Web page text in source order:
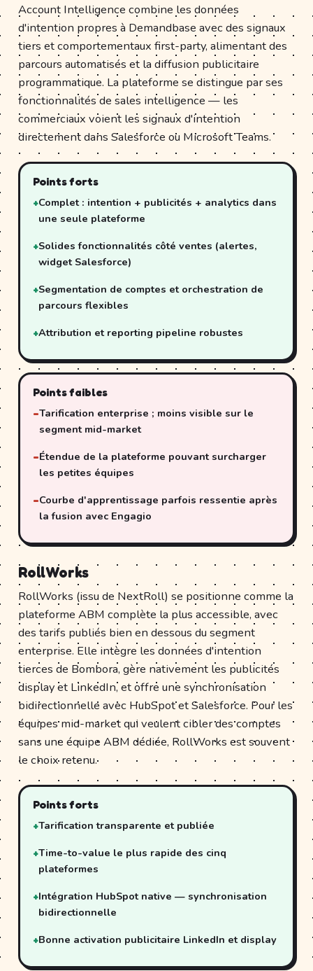
Account Intelligence combine les données
d'intention propres à Demandbase avec des signaux
tiers et comportementaux first-party, alimentant des
parcours automatisés et la diffusion publicitaire
programmatique. La plateforme se distingue par ses
fonctionnalités de sales intelligence — les
commerciaux voient les signaux d'intention
directement dans Salesforce ou Microsoft Teams.
Points forts
Complet : intention + publicités + analytics dans
une seule plateforme
Solides fonctionnalités côté ventes (alertes,
widget Salesforce)
Segmentation de comptes et orchestration de
parcours flexibles
Attribution et reporting pipeline robustes
Points faibles
Tarification enterprise ; moins visible sur le
segment mid-market
Étendue de la plateforme pouvant surcharger
les petites équipes
Courbe d'apprentissage parfois ressentie après
la fusion avec Engagio
RollWorks
RollWorks (issu de NextRoll) se positionne comme la
plateforme ABM complète la plus accessible, avec
des tarifs publiés bien en dessous du segment
enterprise. Elle intègre les données d'intention
tierces de Bombora, gère nativement les publicités
display et LinkedIn, et offre une synchronisation
bidirectionnelle avec HubSpot et Salesforce. Pour les
équipes mid-market qui veulent cibler des comptes
sans une équipe ABM dédiée, RollWorks est souvent
le choix retenu.
Points forts
Tarification transparente et publiée
Time-to-value le plus rapide des cinq
plateformes
Intégration HubSpot native — synchronisation
bidirectionnelle
Bonne activation publicitaire LinkedIn et display